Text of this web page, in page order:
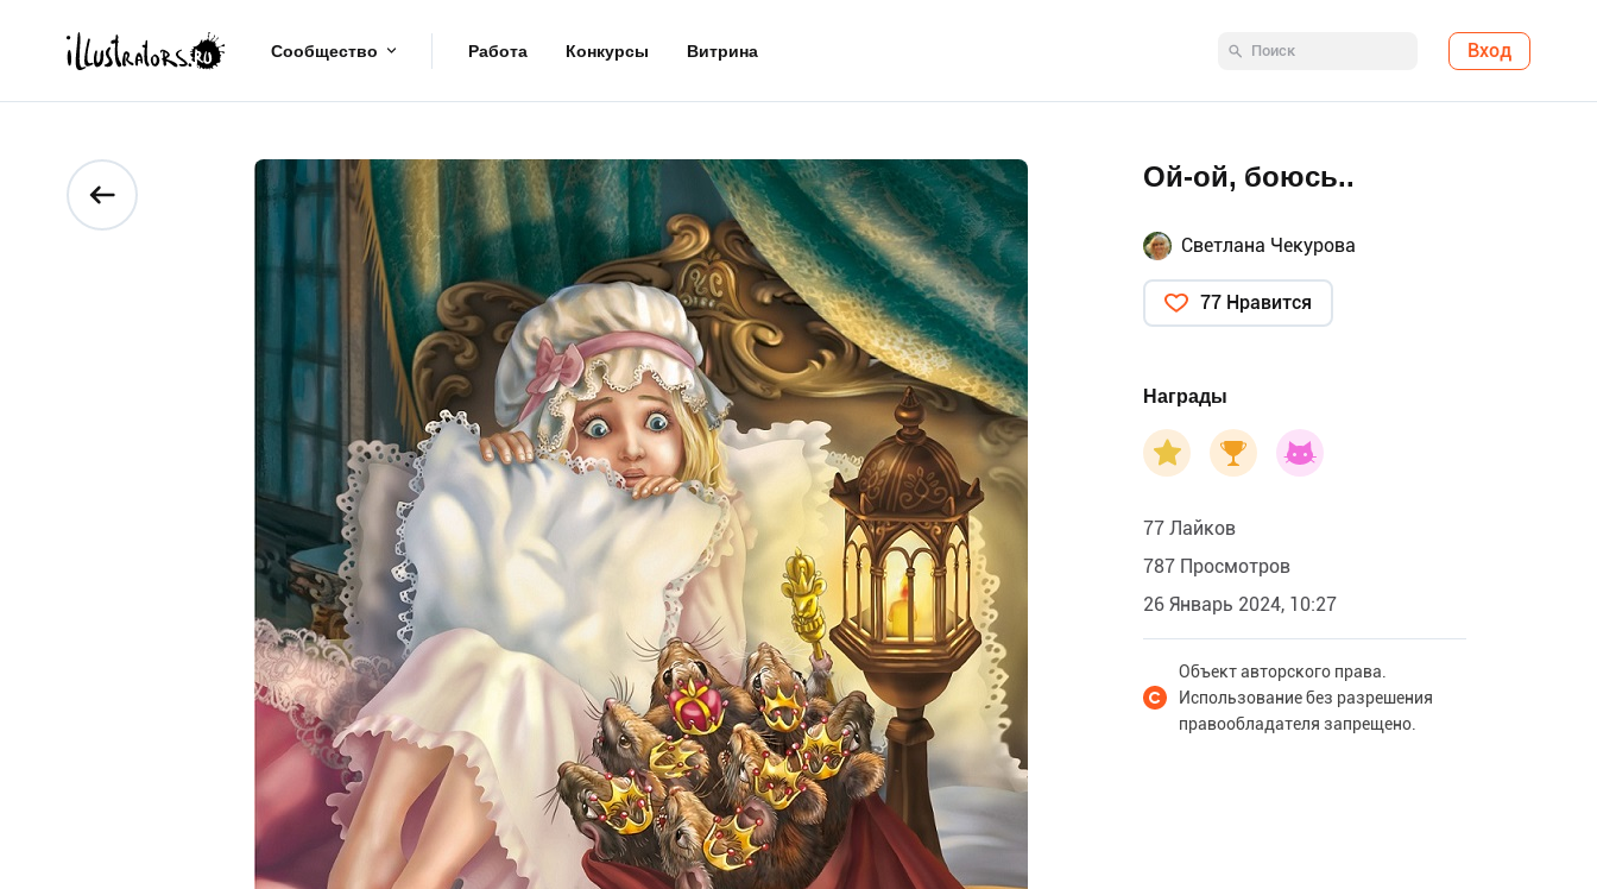
Сообщество Работа Конкурсы Витрина Вход
Ой-ой, боюсь..
Светлана Чекурова
77 Нравится
Награды
77 Лайков
787 Просмотров
26 Январь 2024, 10:27
Объект авторского права.
Использование без разрешения
правообладателя запрещено.